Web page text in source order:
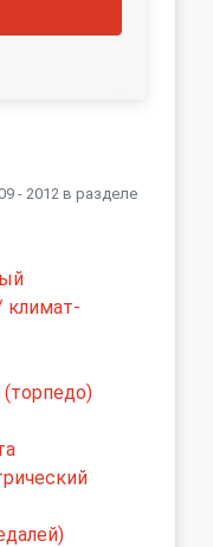
- 2012 в разделе
климат-
(торпедо)